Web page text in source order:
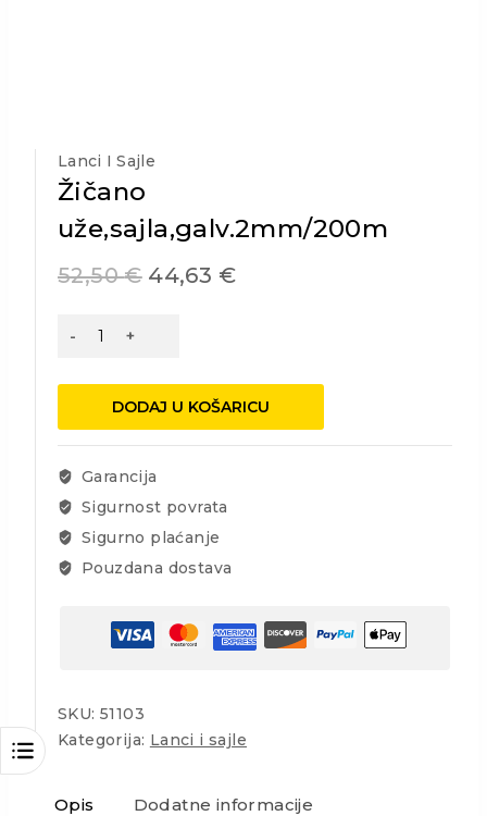
Lanci I Sajle
Žičano
uže,sajla,galv.2mm/200m
52,50€ 44,63 €
Žičano
DODAJ U KOŠARICU
Garancija
Sigurnost povrata
Sigurno plaćanje
Pouzdana dostava
SKU: 51103
Kategorija: Lanci i sajle
Opis Dodatne informacije